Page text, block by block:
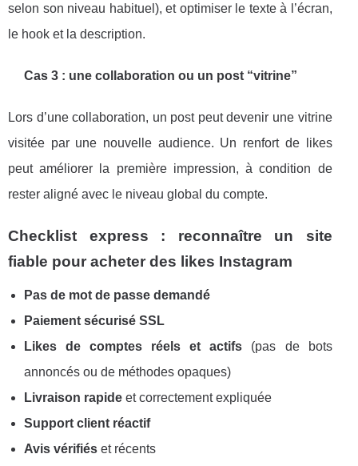
selon son niveau habituel), et optimiser le texte à l’écran,
le hook et la description.
Cas 3 : une collaboration ou un post “vitrine”
Lors d’une collaboration, un post peut devenir une vitrine
visitée par une nouvelle audience. Un renfort de likes
peut améliorer la première impression, à condition de
rester aligné avec le niveau global du compte.
Checklist express : reconnaître un site
fiable pour acheter des likes Instagram
Pas de mot de passe demandé
Paiement sécurisé SSL
Likes de comptes réels et actifs (pas de bots
annoncés ou de méthodes opaques)
Livraison rapide et correctement expliquée
Support client réactif
Avis vérifiés et récents